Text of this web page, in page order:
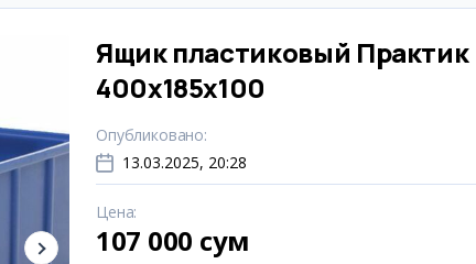
Ящик пластиковый Практик
400x185x100
Опубликовано:
13.03.2025, 20:28
Цена:
107 000 сум